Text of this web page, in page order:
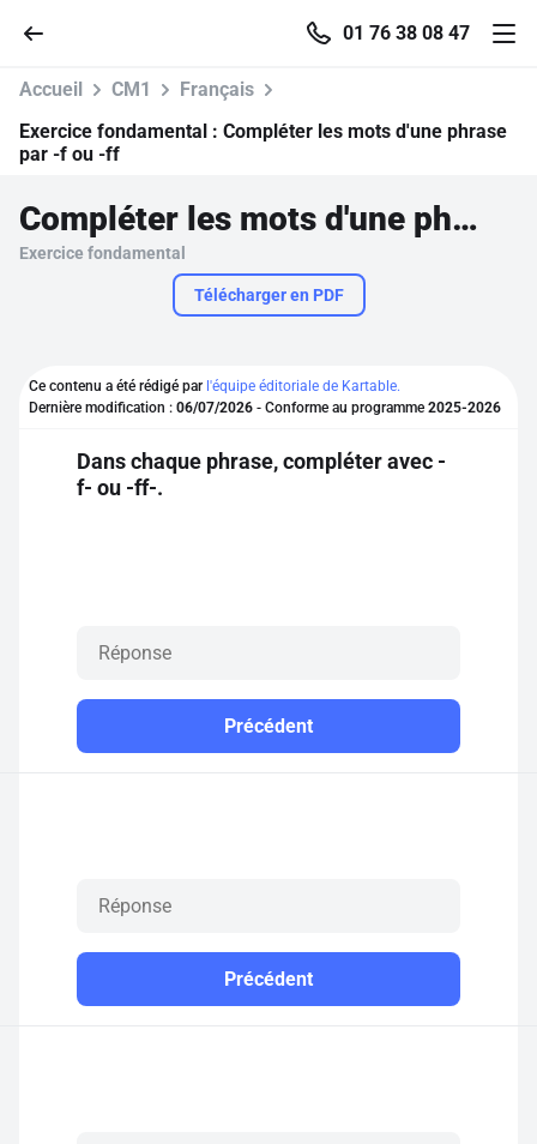
01 76 38 08 47
Parcourir
Se connecter
S'inscrire gratuitement
Accueil CM1
Français
Exercice fondamental : Compléter les mots d'une phrase
par -f ou -ff
Compléter les mots d'une phrase par -f ou -ff
Exercice fondamental
Télécharger en PDF
Ce contenu a été rédigé par l'équipe éditoriale de Kartable.
Dernière modification : 06/07/2026 - Conforme au programme 2025-2026
Dans chaque phrase, compléter avec -
f- ou -ff-.
Précédent
Précédent